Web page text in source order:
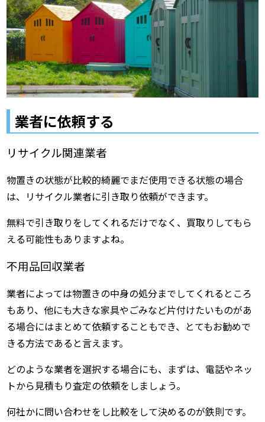
業者に依頼する
リサイクル関連業者
物置きの状態が比較的綺麗でまだ使用できる状態の場合
は、リサイクル業者に引き取り依頼ができます。
無料で引き取りをしてくれるだけでなく、買取りしてもら
える可能性もありますよね。
不用品回収業者
業者によっては物置きの中身の処分までしてくれるところ
もあり、他にも大きな家具やごみなど片付けたいものがあ
る場合にはまとめて依頼することもでき、とてもお勧めで
きる方法であると言えます。
どのような業者を選択する場合にも、まずは、電話やネッ
トから見積もり査定の依頼をしましょう。
何社かに問い合わせをし比較をして決めるのが鉄則です。